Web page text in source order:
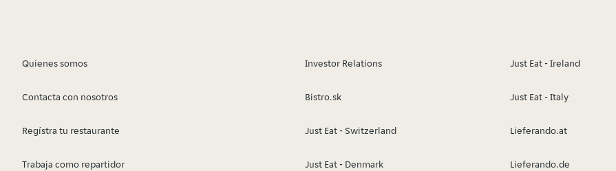
Quienes somos
Contacta con nosotros
Regístra tu restaurante
Trabaja como repartidor
Investor Relations
Bistro.sk
Just Eat - Switzerland
Just Eat - Denmark
Just Eat - Ireland
Just Eat - Italy
Lieferando.at
Lieferando.de